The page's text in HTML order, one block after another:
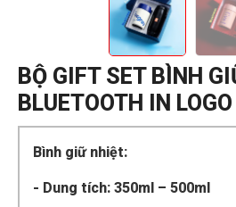
BỘ GIFT SET BÌNH
BLUETOOTH IN
Bình giữ nhiệt:
- Dung tích: 350ml – 500ml